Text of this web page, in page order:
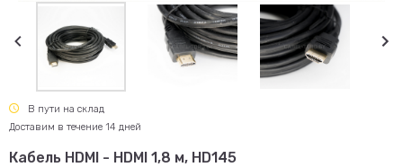
Кабель HDMI - HDMI 1,8 м, HD145
В пути на склад
Доставим в течение 14 дней